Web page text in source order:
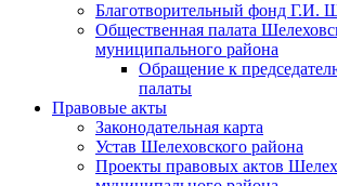
Благотворительный фонд Г.И.
Общественная палата
муниципального района
Обращение к
палаты
Правовые акты
Законодательная карта
Устав Шелеховского района
Проекты правовых актов